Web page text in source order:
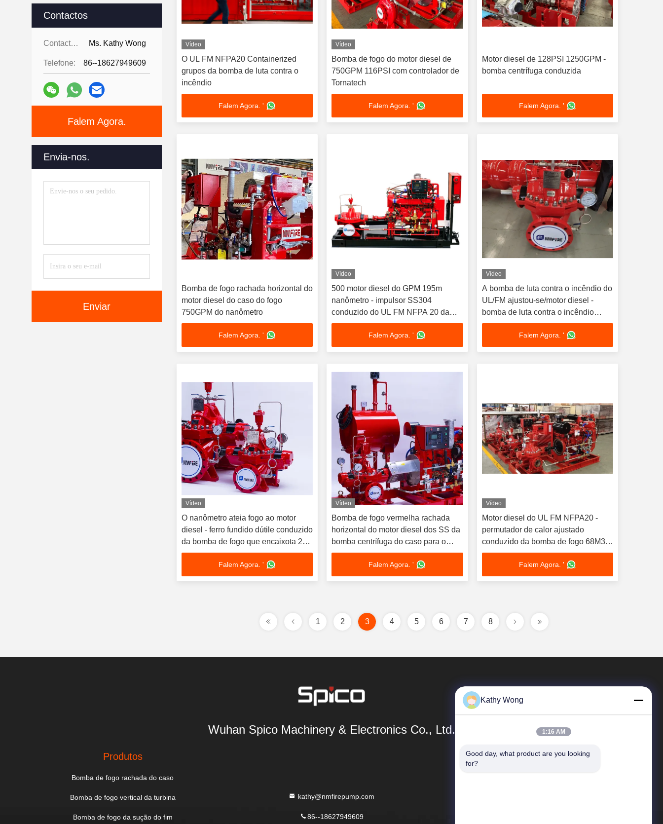
Controlador Da Bomba De
Fogo(9)
Bomba De Água De
Emergência
(11)
Depósito De Gasolina Diesel
Contactos
Contactos: Ms. Kathy Wong
Telefone: 86--18627949609
Falem Agora.
Envia-nos.
Enviar
Vídeo
O UL FM NFPA20 Containerized
grupos da bomba de luta contra o
incêndio
Falem Agora. '
Vídeo
Bomba de fogo do motor diesel de
750GPM 116PSI com controlador de
Tornatech
Falem Agora. '
Motor diesel de 128PSI 1250GPM -
bomba centrífuga conduzida
Falem Agora. '
Bomba de fogo rachada horizontal do
motor diesel do caso do fogo
750GPM do nanômetro
Falem Agora. '
Vídeo
500 motor diesel do GPM 195m
nanômetro - impulsor SS304
conduzido do UL FM NFPA 20 da
bomba de fogo
Falem Agora. '
Vídeo
A bomba de luta contra o incêndio do
UL/FM ajustou-se/motor diesel -
bomba de luta contra o incêndio
conduzida 227M3/H 69m
Falem Agora. '
Vídeo
O nanômetro ateia fogo ao motor
diesel - ferro fundido dútile conduzido
da bomba de fogo que encaixota 200
GPM 185 libras por polegada
Falem Agora. '
Vídeo
Bomba de fogo vermelha rachada
horizontal do motor diesel dos SS da
bomba centrífuga do caso para o
sistema UL FM NFPA20 da luta
contra o incêndioFalem Agora. '
Vídeo
Motor diesel do UL FM NFPA20 -
permutador de calor ajustado
conduzido da bomba de fogo 68M3/H
58m
Falem Agora. '
1 2 3 4 5 6 7 8
Wuhan Spico Machinery & Electronics Co., Ltd.
Produtos
Bomba de fogo rachada do caso
Bomba de fogo vertical da turbina
Bomba de fogo da sução do fim
kathy@nmfirepump.com
86--18627949609
Links Rápidos
Kathy Wong
1:16 AM
Good day, what product are you looking
for?